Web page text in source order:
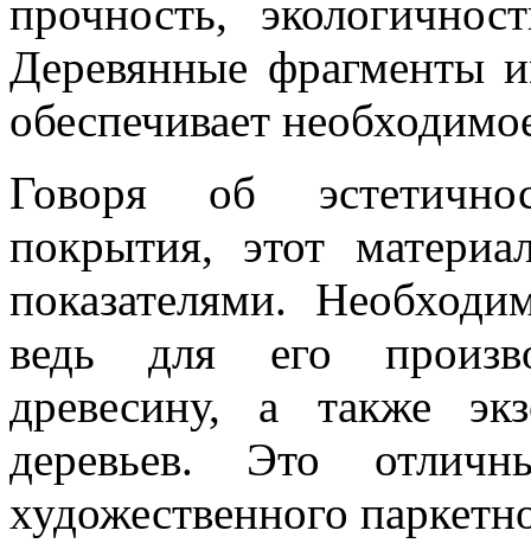
прочность,
Деревянные фрагменты
обеспечивает
Говоря об
покрытия, этот
показателями.
ведь для его
древесину, а также
деревьев. Это
художественного